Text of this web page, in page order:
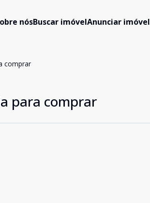
nósBuscar imóvelAnunciar imóvel
comprar
para comprar